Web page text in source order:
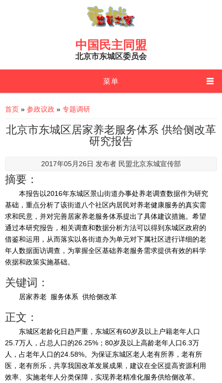
中国民主同盟
北京市东城区委员会
菜单
You are here
首页 » 参政议政 » 专题调研
北京市东城区居家养老服务体系 供给侧改革
研究报告
2017年05月26日 发布者 民盟北京东城宣传部
摘要：
本报告以2016年东城区景山街道办事处养老调查数据作为研究
基础，重点分析了该街道八个社区内居民对养老健康服务的真实需
求和民意，并对完善居家养老服务体系提出了具体建议措施。希望
通过本研究报告，相关调查和数据分析方法可以得到东城区政府的
借鉴和运用，从而落实以各街道办为单元对下属社区进行详细的老
年人数据面访调查，为掌握全区基础养老服务需求提供有效的科学
依据和政策实施基础。
关键词：
居家养老 服务体系 供给侧改革
正文：
东城区老龄化日趋严重，东城区有60岁及以上户籍老年人口
25.7万人，占总人口的26.25%；80岁及以上高龄老年人口6.3万
人，占老年人口的24.58%。为保证东城区老人老有所养，老有所
医，老有所乐，共享我国改革发展成果，建议在全区提高资源利用
效率、实施老年人分类保障，实现养老精准化服务供给侧改革。